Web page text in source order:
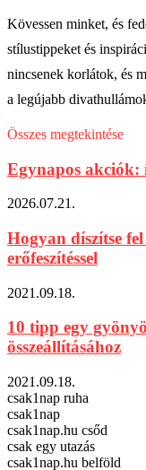
Kövessen minket, és
stílustippeket és
nincsenek korlátok, és
a legújabb
Összes megtekintése
Egynapos akciók:
2026.07.21.
Hogyan díszítse
erőfeszítéssel
2021.09.18.
10 tipp egy
összeállításához
2021.09.18.
csak1nap ruha
csak1nap
csak1nap.hu csőd
csak egy utazás
csak1nap.hu belföld